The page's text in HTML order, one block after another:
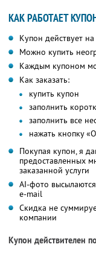
КАК РАБОТАЕТ
Купон действует
Можно купить
Каждым купоном
Как заказать:
купить купон
заполнить
заполнить все
нажать кнопку
Покупая купон, я
предоставленных
заказанной услуги
AI-фото
e-mail
Скидка не
компании
Купон действителен